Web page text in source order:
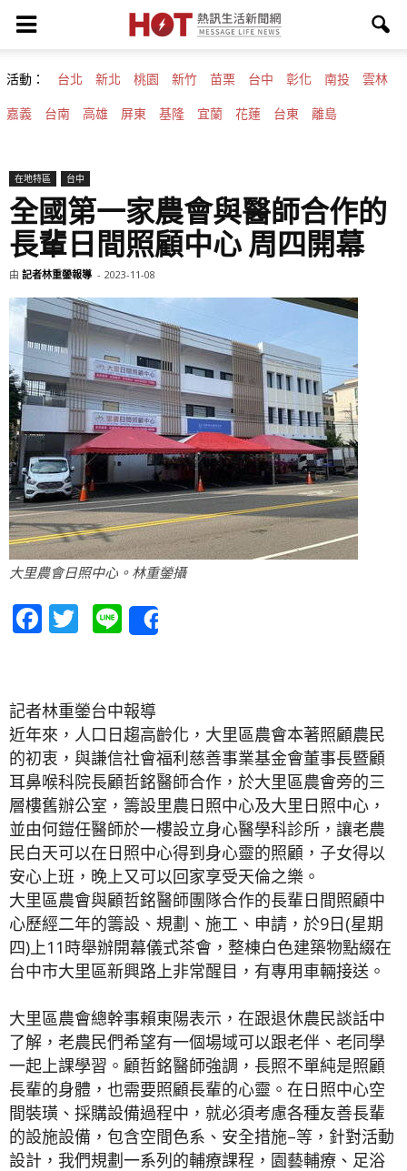
活動： 台北 新北 桃園 新竹 苗栗 台中 彰化 南投 雲林
嘉義 台南 高雄 屏東 基隆 宜蘭 花蓮 台東 離島
在地特區 台中
全國第一家農會與醫師合作的
長輩日間照顧中心 周四開幕
由 記者林重鎣報導 - 2023-11-08
大里農會日照中心。林重鎣攝
Facebook
Twitter
Line
記者林重鎣台中報導
近年來，人口日趨高齡化，大里區農會本著照顧農民
的初衷，與謙信社會福利慈善事業基金會董事長暨顧
耳鼻喉科院長顧哲銘醫師合作，於大里區農會旁的三
層樓舊辦公室，籌設里農日照中心及大里日照中心，
並由何鎧任醫師於一樓設立身心醫學科診所，讓老農
民白天可以在日照中心得到身心靈的照顧，子女得以
安心上班，晚上又可以回家享受天倫之樂。
大里區農會與顧哲銘醫師團隊合作的長輩日間照顧中
心歷經二年的籌設、規劃、施工、申請，於9日(星期
四)上11時舉辦開幕儀式茶會，整棟白色建築物點綴在
台中市大里區新興路上非常醒目，有專用車輛接送。
大里區農會總幹事賴東陽表示，在跟退休農民談話中
了解，老農民們希望有一個場域可以跟老伴、老同學
一起上課學習。顧哲銘醫師強調，長照不單純是照顧
長輩的身體，也需要照顧長輩的心靈。在日照中心空
間裝璜、採購設備過程中，就必須考慮各種友善長輩
的設施設備，包含空間色系、安全措施–等，針對活動
設計，我們規劃一系列的輔療課程，園藝輔療、足浴